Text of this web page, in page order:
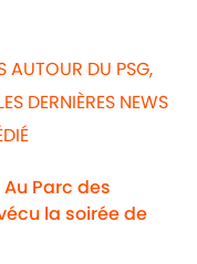
AUTOUR DU PSG,
DERNIÈRES NEWS
Parc des
la soirée de